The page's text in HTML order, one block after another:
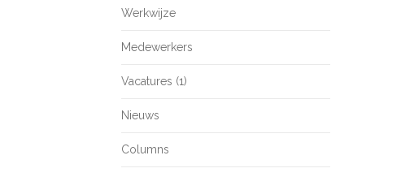
Werkwijze
Medewerkers
Vacatures (1)
Nieuws
Columns